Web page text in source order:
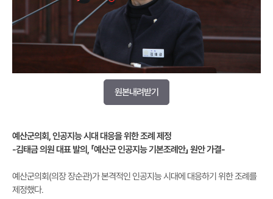
원본내려받기
예산군의회 ,인공지능 시대 대응을 위한 조례 제정
-김태금 의원 대표 발의, 「예산군 인공지능 기본조례안」 원안 가결-
예산군의회(의장 장순관)가 본격적인 인공지능 시대에 대응하기 위한 조례를
제정했다.